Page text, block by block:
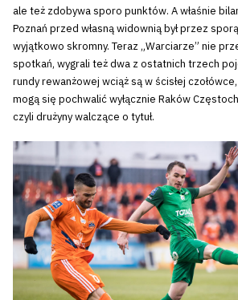
ale też zdobywa sporo punktów. A właśnie
Poznań przed własną widownią był przez
wyjątkowo skromny. Teraz „Warciarze” nie
spotkań, wygrali też dwa z ostatnich trzech
rundy rewanżowej wciąż są w ścisłej
mogą się pochwalić wyłącznie Raków
czyli drużyny walczące o tytuł.